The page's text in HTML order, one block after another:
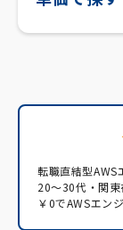
転職直結型AWS
20〜30代・関東
￥0でAWSエン